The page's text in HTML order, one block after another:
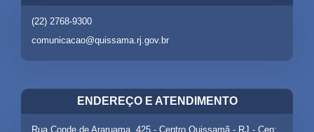
(22) 2768-9300
comunicacao@quissama.rj.gov.br
ENDEREÇO E ATENDIMENTO
Rua Conde de Araruama, 425 - Centro Quissamã - RJ - Cep: